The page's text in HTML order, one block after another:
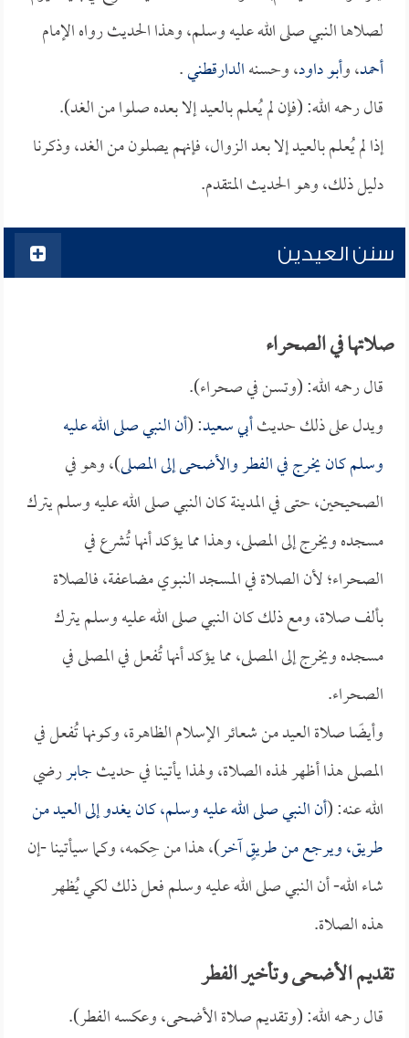
لصلاها النبي صلى الله عليه وسلم، وهذا الحديث رواه الإمام
أحمد، وأبو داود، وحسنهالدارقطني.
قال رحمه الله: (فإن لم يُعلم بالعيد إلا بعده صلوا من الغد).
إذا لم يُعلم بالعيد إلا بعد الزوال، فإنهم يصلون من الغد، وذكرنا
دليل ذلك، وهو الحديث المتقدم.
سنن العيدين
صلاتها في الصحراء
قال رحمه الله: (وتسن في صحراء).
ويدل على ذلك حديثأبي سعيد: (أن النبي صلى الله عليه
وسلم كان يخرج في الفطر والأضحى إلى المصلى)، وهو في
الصحيحين، حتى في المدينة كان النبي صلى الله عليه وسلم يترك
مسجده ويخرج إلى المصلى، وهذا مما يؤكد أنها تُشرع في
الصحراء؛ لأن الصلاة في المسجد النبوي مضاعفة، فالصلاة
بألف صلاة، ومع ذلك كان النبي صلى الله عليه وسلم يترك
مسجده ويخرج إلى المصلى، مما يؤكد أنها تُفعل في المصلى في
الصحراء.
وأيضًا صلاة العيد من شعائر الإسلام الظاهرة، وكونها تُفعل في
المصلى هذا أظهر لهذه الصلاة، ولهذا يأتينا في حديثجابررضي
الله عنه: (أن النبي صلى الله عليه وسلم، كان يغدو إلى العيد من
طريق، ويرجع من طريقٍ آخر)، هذا من حِكمه، وكما سيأتينا -إن
شاء الله- أن النبي صلى الله عليه وسلم فعل ذلك لكي يُظهر
هذه الصلاة.
تقديم الأضحى وتأخير الفطر
قال رحمه الله: (وتقديم صلاة الأضحى، وعكسه الفطر).